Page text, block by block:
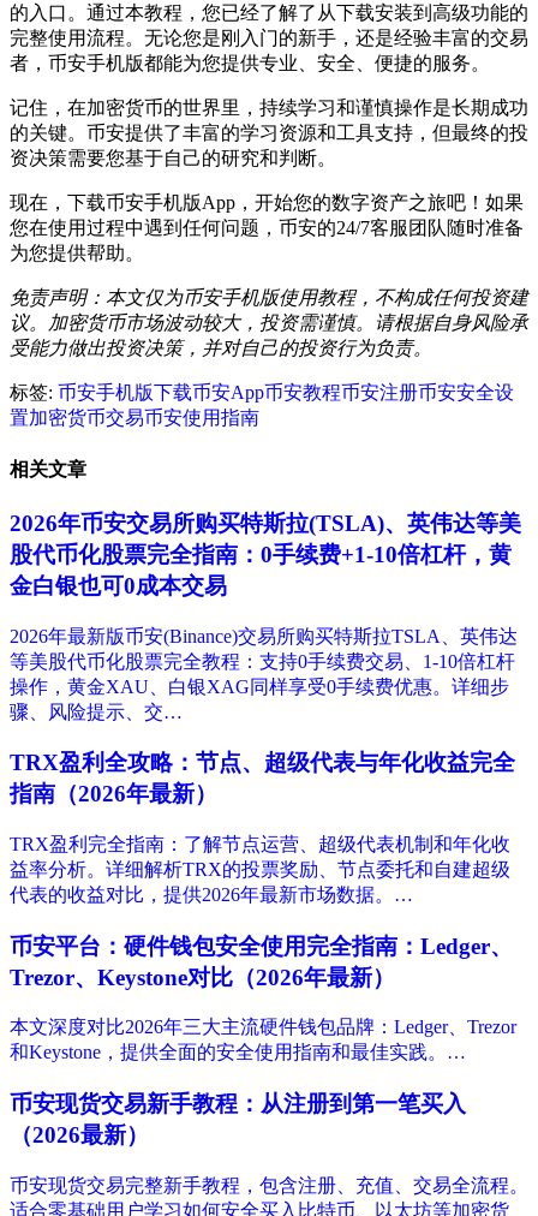
的入口。通过本教程，您已经了解了从下载安装到高级功能的
完整使用流程。无论您是刚入门的新手，还是经验丰富的交易
者，币安手机版都能为您提供专业、安全、便捷的服务。
记住，在加密货币的世界里，持续学习和谨慎操作是长期成功
的关键。币安提供了丰富的学习资源和工具支持，但最终的投
资决策需要您基于自己的研究和判断。
现在，下载币安手机版App，开始您的数字资产之旅吧！如果
您在使用过程中遇到任何问题，币安的24/7客服团队随时准备
为您提供帮助。
免责声明：本文仅为币安手机版使用教程，不构成任何投资建
议。加密货币市场波动较大，投资需谨慎。请根据自身风险承
受能力做出投资决策，并对自己的投资行为负责。
标签: 币安手机版下载币安App币安教程币安注册币安安全设
置加密货币交易币安使用指南
相关文章
2026年币安交易所购买特斯拉(TSLA)、英伟达等美
股代币化股票完全指南：0手续费+1-10倍杠杆，黄
金白银也可0成本交易
2026年最新版币安(Binance)交易所购买特斯拉TSLA、英伟达
等美股代币化股票完全教程：支持0手续费交易、1-10倍杠杆
操作，黄金XAU、白银XAG同样享受0手续费优惠。详细步
骤、风险提示、交…
TRX盈利全攻略：节点、超级代表与年化收益完全
指南（2026年最新）
TRX盈利完全指南：了解节点运营、超级代表机制和年化收
益率分析。详细解析TRX的投票奖励、节点委托和自建超级
代表的收益对比，提供2026年最新市场数据。…
币安平台：硬件钱包安全使用完全指南：Ledger、
Trezor、Keystone对比（2026年最新）
本文深度对比2026年三大主流硬件钱包品牌：Ledger、Trezor
和Keystone，提供全面的安全使用指南和最佳实践。…
币安现货交易新手教程：从注册到第一笔买入
（2026最新）
币安现货交易完整新手教程，包含注册、充值、交易全流程。
适合零基础用户学习如何安全买入比特币、以太坊等加密货